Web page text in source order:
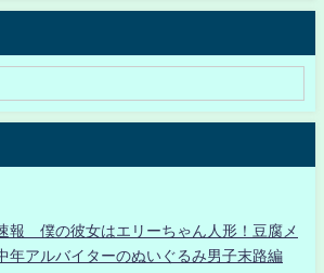
報 僕の彼女はエリーちゃん人形！豆腐メ
年アルバイターのぬいぐるみ男子末路編